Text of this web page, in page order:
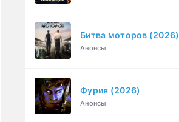
Битва моторов (2026)
Анонсы
Фурия (2026)
Анонсы